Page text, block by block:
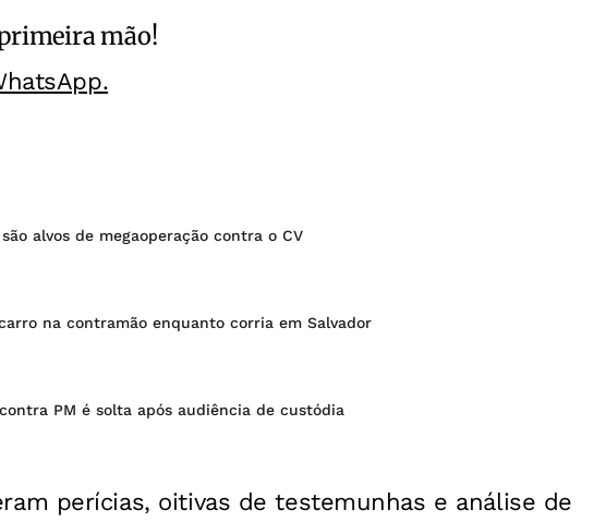
mão!
alvos de megaoperação contra o CV
na contramão enquanto corria em Salvador
PM é solta após audiência de custódia
perícias, oitivas de testemunhas e análise de